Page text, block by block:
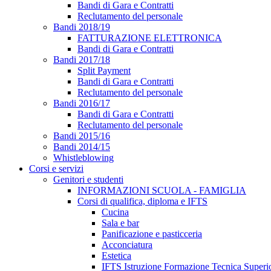
Bandi di Gara e Contratti
Reclutamento del personale
Bandi 2018/19
FATTURAZIONE ELETTRONICA
Bandi di Gara e Contratti
Bandi 2017/18
Split Payment
Bandi di Gara e Contratti
Reclutamento del personale
Bandi 2016/17
Bandi di Gara e Contratti
Reclutamento del personale
Bandi 2015/16
Bandi 2014/15
Whistleblowing
Corsi e servizi
Genitori e studenti
INFORMAZIONI SCUOLA - FAMIGLIA
Corsi di qualifica, diploma e IFTS
Cucina
Sala e bar
Panificazione e pasticceria
Acconciatura
Estetica
IFTS Istruzione Formazione Tecnica